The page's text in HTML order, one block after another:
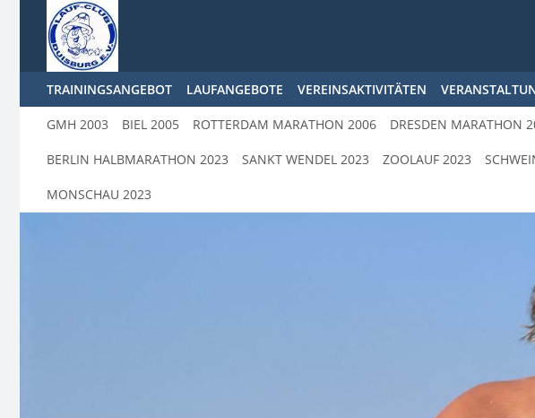
TRAININGSANGEBOT LAUFANGEBOTE VEREINSAKTIVITÄTEN
GMH 2003 BIEL 2005 ROTTERDAM MARATHON 2006 DRESDEN MARATHON
BERLIN HALBMARATHON 2023 SANKT WENDEL 2023 ZOOLAUF 2023
MONSCHAU 2023